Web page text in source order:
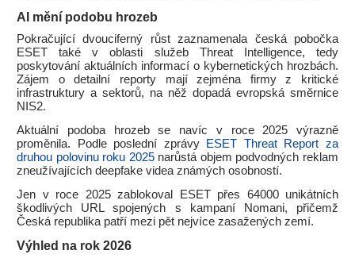
AI mění podobu hrozeb
Pokračující dvouciferný růst zaznamenala česká pobočka
ESET také v oblasti služeb Threat Intelligence, tedy
poskytování aktuálních informací o kybernetických hrozbách.
Zájem o detailní reporty mají zejména firmy z kritické
infrastruktury a sektorů, na něž dopadá evropská směrnice
NIS2.
Aktuální podoba hrozeb se navíc v roce 2025 výrazně
proměnila. Podle poslední zprávy
ESET Threat Report za
druhou polovinu roku 2025narůstá objem podvodných reklam
zneužívajících deepfake videa známých osobností.
Jen v roce 2025 zablokoval ESET přes 64000 unikátních
škodlivých URL spojených s kampaní Nomani, přičemž
Česká republika patří mezi pět nejvíce zasažených zemí.
Výhled na rok 2026